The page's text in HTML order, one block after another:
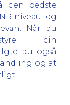
den bedste
niveau og
Når du
din
du også
og at